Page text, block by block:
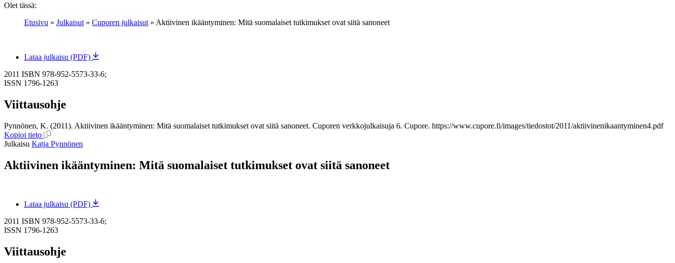
Olet tässä:
Etusivu » Julkaisut » Cuporen julkaisut » Aktiivinen ikääntyminen: Mitä suomalaiset tutkimukset ovat siitä sanoneet
Lataa julkaisu (PDF)
2011 ISBN 978-952-5573-33-6;
ISSN 1796-1263
Viittausohje
Pynnönen, K. (2011). Aktiivinen ikääntyminen: Mitä suomalaiset tutkimukset ovat siitä sanoneet. Cuporen verkkojulkaisuja 6. Cupore. https://www.cupore.fi/images/tiedostot/2011/aktiivinenikaantyminen4.pdf
Kopioi tieto
Julkaisu Katja Pynnönen
Aktiivinen ikääntyminen: Mitä suomalaiset tutkimukset ovat siitä sanoneet
Lataa julkaisu (PDF)
2011 ISBN 978-952-5573-33-6;
ISSN 1796-1263
Viittausohje